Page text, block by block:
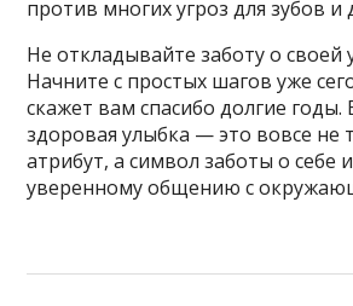
против многих угроз для зубов и
Не откладывайте заботу о своей
Начните с простых шагов уже
скажет вам спасибо долгие
здоровая улыбка — это вовсе не
атрибут, а символ заботы о себе
уверенному общению с